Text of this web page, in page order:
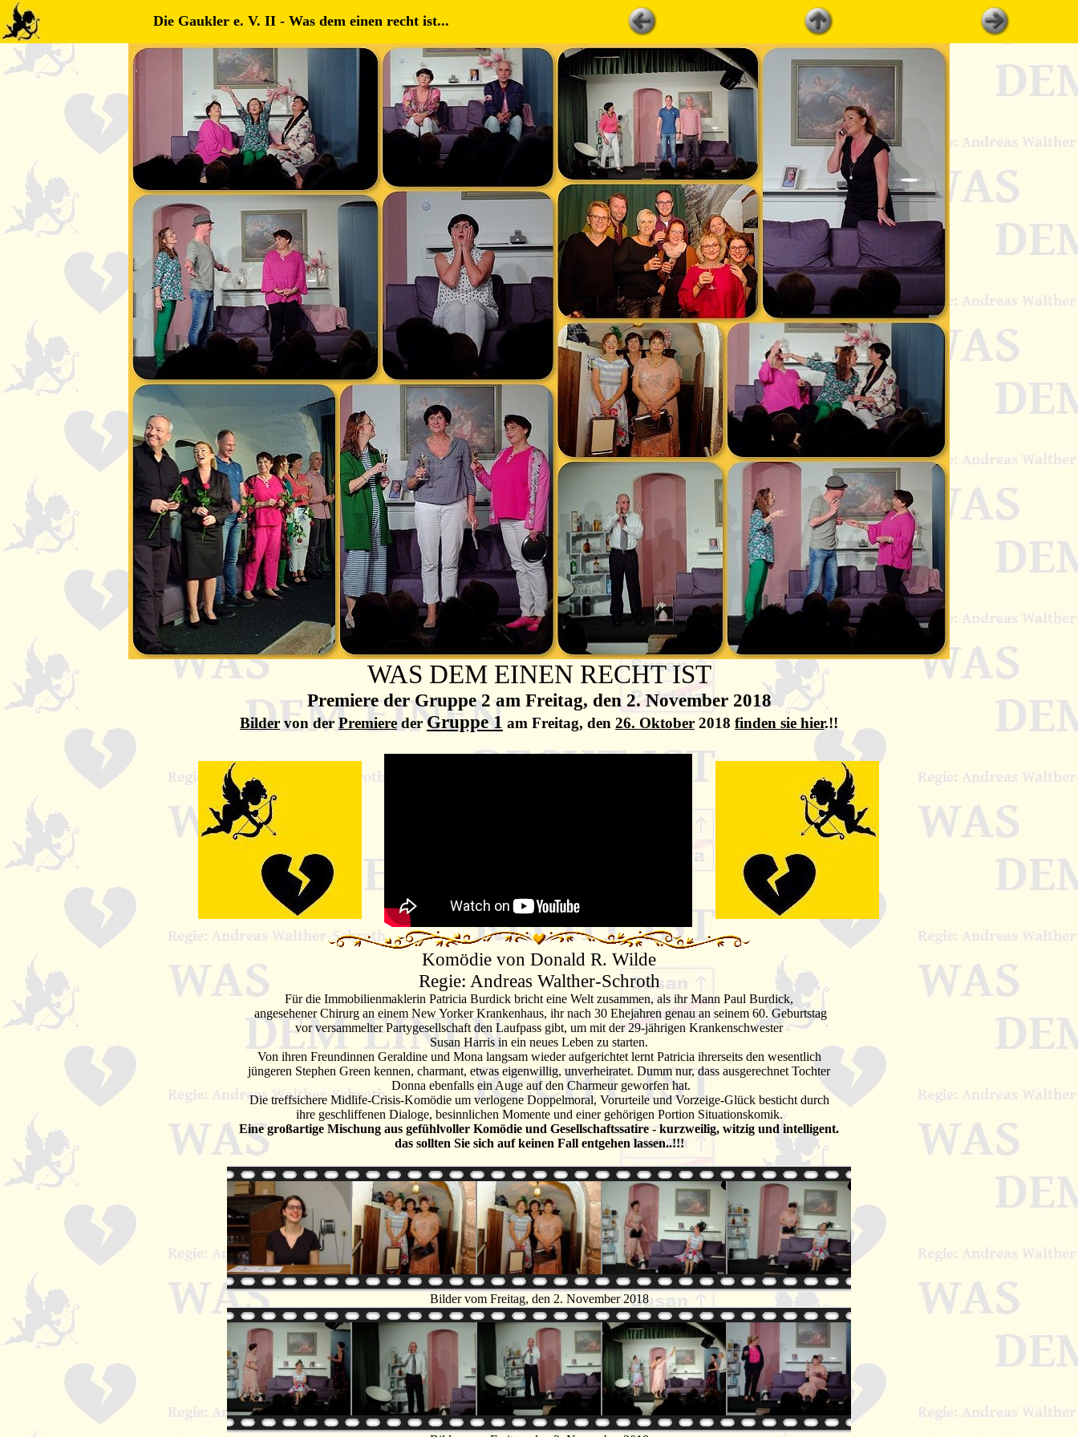
Die Gaukler e. V. II - Was dem einen recht ist...
WAS DEM EINEN RECHT IST
Premiere der Gruppe 2 am Freitag, den 2. November 2018
Bilder von der Premiere derGruppe 1 am Freitag, den 26. Oktober 2018 finden sie hier.!!
Komödie von Donald R. Wilde
Regie: Andreas Walther-Schroth
Für die Immobilienmaklerin Patricia Burdick bricht eine Welt zusammen, als ihr Mann Paul Burdick,
angesehener Chirurg an einem New Yorker Krankenhaus, ihr nach 30 Ehejahren genau an seinem 60. Geburtstag
vor versammelter Partygesellschaft den Laufpass gibt, um mit der 29-jährigen Krankenschwester
Susan Harris in ein neues Leben zu starten.
Von ihren Freundinnen Geraldine und Mona langsam wieder aufgerichtet lernt Patricia ihrerseits den wesentlich
jüngeren Stephen Green kennen, charmant, etwas eigenwillig, unverheiratet. Dumm nur, dass ausgerechnet Tochter
Donna ebenfalls ein Auge auf den Charmeur geworfen hat.
Die treffsichere Midlife-Crisis-Komödie um verlogene Doppelmoral, Vorurteile und Vorzeige-Glück besticht durch
ihre geschliffenen Dialoge, besinnlichen Momente und einer gehörigen Portion Situationskomik.
Eine großartige Mischung aus gefühlvoller Komödie und Gesellschaftssatire - kurzweilig, witzig und intelligent.
das sollten Sie sich auf keinen Fall entgehen lassen..!!!
Bilder vom Freitag, den 2. November 2018